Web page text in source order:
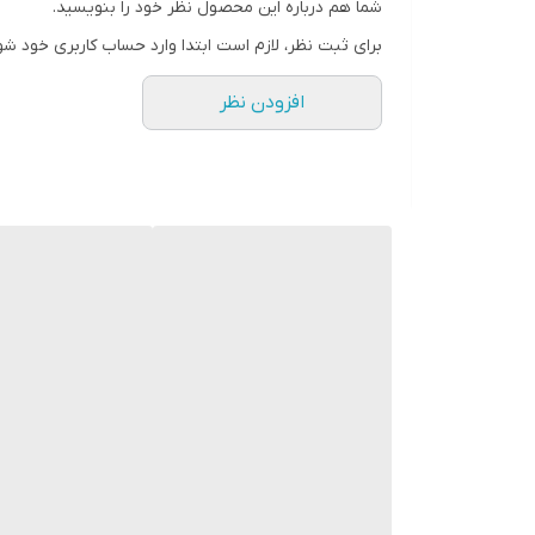
لازم به ذکر است مزیت دیوارپوش های بتن اکسپوز
و همچنین عایق صدا و حرارت بودن آن است. ماندگاری
شما هم درباره این محصول نظر خود را بنویسید.
برای ثبت نظر، لازم است ابتدا وارد حساب کاربری خود
افزودن نظر